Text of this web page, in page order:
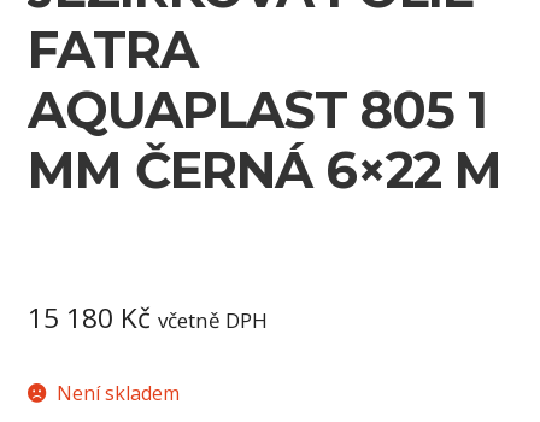
FATRA
AQUAPLAST 805 1
MM ČERNÁ 6×22 M
15 180 Kč včetně DPH
Není skladem